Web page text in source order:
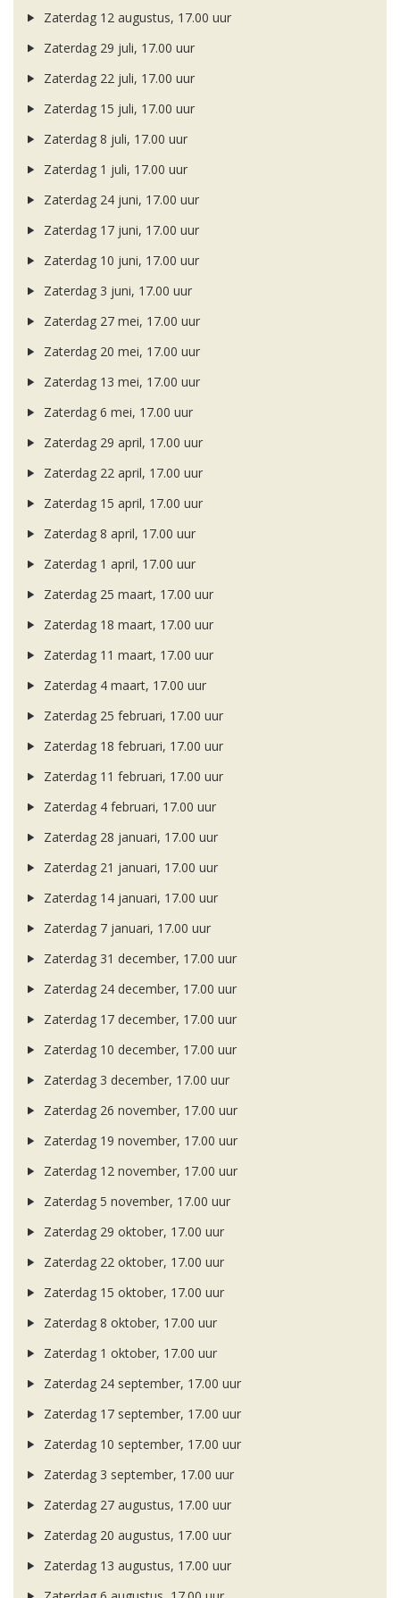
Zaterdag 12 augustus, 17.00 uur
Zaterdag 29 juli, 17.00 uur
Zaterdag 22 juli, 17.00 uur
Zaterdag 15 juli, 17.00 uur
Zaterdag 8 juli, 17.00 uur
Zaterdag 1 juli, 17.00 uur
Zaterdag 24 juni, 17.00 uur
Zaterdag 17 juni, 17.00 uur
Zaterdag 10 juni, 17.00 uur
Zaterdag 3 juni, 17.00 uur
Zaterdag 27 mei, 17.00 uur
Zaterdag 20 mei, 17.00 uur
Zaterdag 13 mei, 17.00 uur
Zaterdag 6 mei, 17.00 uur
Zaterdag 29 april, 17.00 uur
Zaterdag 22 april, 17.00 uur
Zaterdag 15 april, 17.00 uur
Zaterdag 8 april, 17.00 uur
Zaterdag 1 april, 17.00 uur
Zaterdag 25 maart, 17.00 uur
Zaterdag 18 maart, 17.00 uur
Zaterdag 11 maart, 17.00 uur
Zaterdag 4 maart, 17.00 uur
Zaterdag 25 februari, 17.00 uur
Zaterdag 18 februari, 17.00 uur
Zaterdag 11 februari, 17.00 uur
Zaterdag 4 februari, 17.00 uur
Zaterdag 28 januari, 17.00 uur
Zaterdag 21 januari, 17.00 uur
Zaterdag 14 januari, 17.00 uur
Zaterdag 7 januari, 17.00 uur
Zaterdag 31 december, 17.00 uur
Zaterdag 24 december, 17.00 uur
Zaterdag 17 december, 17.00 uur
Zaterdag 10 december, 17.00 uur
Zaterdag 3 december, 17.00 uur
Zaterdag 26 november, 17.00 uur
Zaterdag 19 november, 17.00 uur
Zaterdag 12 november, 17.00 uur
Zaterdag 5 november, 17.00 uur
Zaterdag 29 oktober, 17.00 uur
Zaterdag 22 oktober, 17.00 uur
Zaterdag 15 oktober, 17.00 uur
Zaterdag 8 oktober, 17.00 uur
Zaterdag 1 oktober, 17.00 uur
Zaterdag 24 september, 17.00 uur
Zaterdag 17 september, 17.00 uur
Zaterdag 10 september, 17.00 uur
Zaterdag 3 september, 17.00 uur
Zaterdag 27 augustus, 17.00 uur
Zaterdag 20 augustus, 17.00 uur
Zaterdag 13 augustus, 17.00 uur